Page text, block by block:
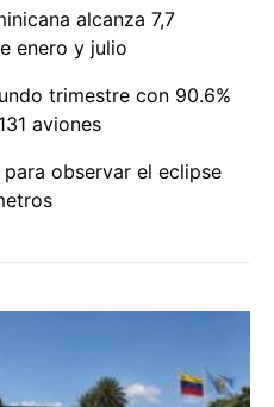
alcanza 7,7
enero y julio
trimestre con 90.6%
aviones
observar el eclipse